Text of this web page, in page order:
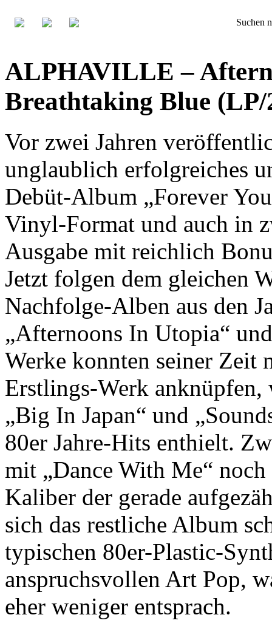
Suchen
ALPHAVILLE –
Breathtaking Blue (LP/
Vor zwei Jahren
unglaublich erfolgreiches
Debüt-Album „Forever
Vinyl-Format und auch in
Ausgabe mit reichlich
Jetzt folgen dem gleichen
Nachfolge-Alben aus den
„Afternoons In Utopia“
Werke konnten seiner Zeit
Erstlings-Werk
„Big In Japan“ und
80er Jahre-Hits enthielt.
mit „Dance With Me“
Kaliber der gerade
sich das restliche Album
typischen 80er-Plastic-
anspruchsvollen Art Pop,
eher weniger entsprach.